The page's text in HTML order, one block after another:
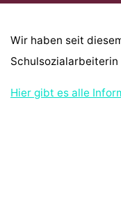
Wir haben seit
Schulsozialarbeiterin
Hier gibt es alle